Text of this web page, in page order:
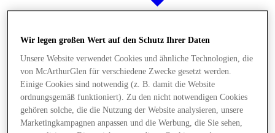
Angebote
Wir legen großen Wert auf den Schutz Ihrer Daten
Unsere Website verwendet Cookies und ähnliche Technologien, die
von McArthurGlen für verschiedene Zwecke gesetzt werden.
Einige Cookies sind notwendig (z. B. damit die Website
ordnungsgemäß funktioniert). Zu den nicht notwendigen Cookies
gehören solche, die die Nutzung der Website analysieren, unsere
Marketingkampagnen anpassen und die Werbung, die Sie sehen,